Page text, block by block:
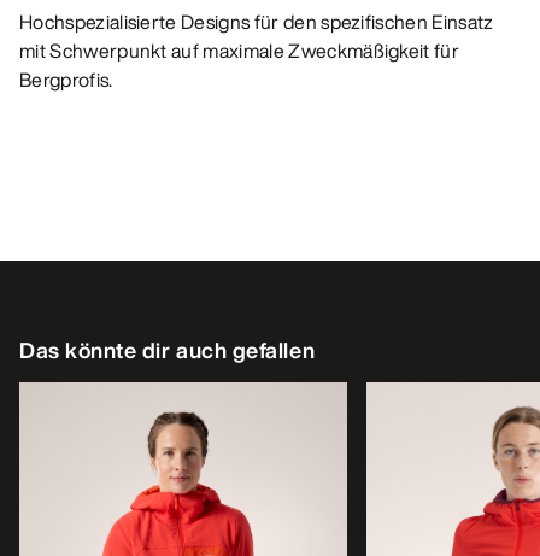
Hochspezialisierte Designs für den spezifischen Einsatz
mit Schwerpunkt auf maximale Zweckmäßigkeit für
Bergprofis.
Das könnte dir auch gefallen